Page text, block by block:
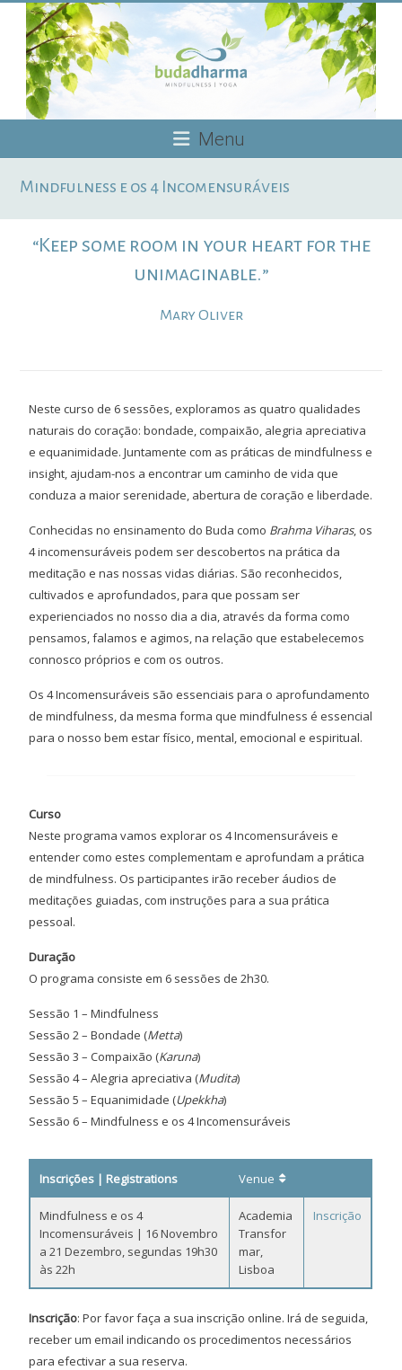
content
Menu
Mindfulness e os 4 Incomensuráveis
“Keep some room in your heart for the
unimaginable.”
Mary Oliver
Neste curso de 6 sessões, exploramos as quatro qualidades
naturais do coração: bondade, compaixão, alegria apreciativa
e equanimidade. Juntamente com as práticas de mindfulness e
insight, ajudam-nos a encontrar um caminho de vida que
conduza a maior serenidade, abertura de coração e liberdade.
Conhecidas no ensinamento do Buda como Brahma Viharas, os
4 incomensuráveis podem ser descobertos na prática da
meditação e nas nossas vidas diárias. São reconhecidos,
cultivados e aprofundados, para que possam ser
experienciados no nosso dia a dia, através da forma como
pensamos, falamos e agimos, na relação que estabelecemos
connosco próprios e com os outros.
Os 4 Incomensuráveis são essenciais para o aprofundamento
de mindfulness, da mesma forma que mindfulness é essencial
para o nosso bem estar físico, mental, emocional e espiritual.
Curso
Neste programa vamos explorar os 4 Incomensuráveis e
entender como estes complementam e aprofundam a prática
de mindfulness. Os participantes irão receber áudios de
meditações guiadas, com instruções para a sua prática
pessoal.
Duração
O programa consiste em 6 sessões de 2h30.
Sessão 1 – Mindfulness
Sessão 2 – Bondade (Metta)
Sessão 3 – Compaixão (Karuna)
Sessão 4 – Alegria apreciativa (Mudita)
Sessão 5 – Equanimidade (Upekkha)
Sessão 6 – Mindfulness e os 4 Incomensuráveis
Inscrições | Registrations Venue
Mindfulness e os 4
Incomensuráveis | 16 Novembro
a 21 Dezembro, segundas 19h30
às 22h
Academia
Transfor
mar,
Lisboa
Inscrição
Inscrição: Por favor faça a sua inscrição online. Irá de seguida,
receber um email indicando os procedimentos necessários
para efectivar a sua reserva.